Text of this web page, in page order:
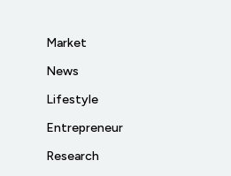
Market
News
Lifestyle
Entrepreneur
Research